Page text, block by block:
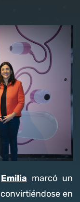
Emilia marcó un
en